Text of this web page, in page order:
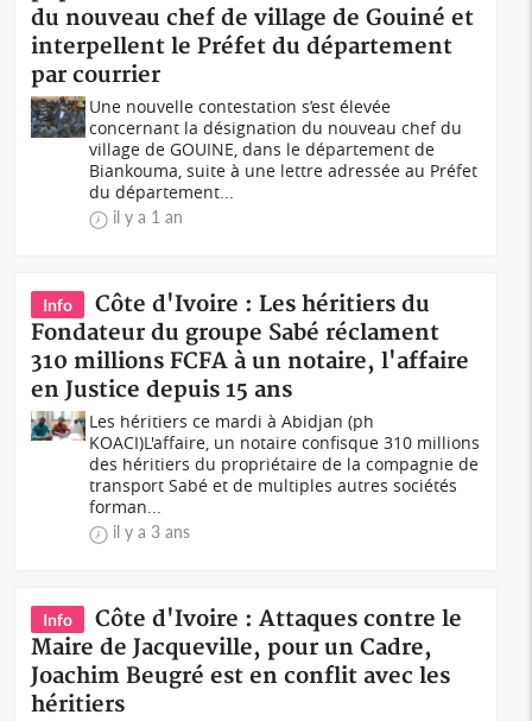
du nouveau chef de village de Gouiné et
interpellent le Préfet du département
par courrier
Une nouvelle contestation s’est élevée
concernant la désignation du nouveau chef du
village de GOUINE, dans le département de
Biankouma, suite à une lettre adressée au Préfet
du département...
il y a 1 an
Info
Côte d'Ivoire : Les héritiers du
Fondateur du groupe Sabé réclament
310 millions FCFA à un notaire, l'affaire
en Justice depuis 15 ans
Les héritiers ce mardi à Abidjan (ph
KOACI)L'affaire, un notaire confisque 310 millions
des héritiers du propriétaire de la compagnie de
transport Sabé et de multiples autres sociétés
forman...
il y a 3 ans
Info
Côte d'Ivoire : Attaques contre le
Maire de Jacqueville, pour un Cadre,
Joachim Beugré est en conflit avec les
héritiers